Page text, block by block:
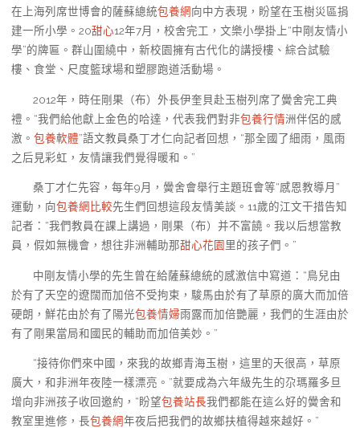
在上海列席世博會的薩蘇總統包養網向中方表現，盼望在玉樹災區捐
建一所小學。20甜心12年7月，校舍完工，文樂小學掛上“中剛友情小
學”的牌匾。群山圍繞中，新校園擁有古代化的講授樓、綜合試驗
樓、食堂、尺度籃球場和塑膠跑道活動場。
2012年，時任剛果（布）外長伊奎貝赴玉樹列席了黌舍完工典
禮。“我們給他獻上金色的哈達，代表我們對非包養行情洲伴侶的感
激。 包養軟體”語文教員桑丁才仁向記者回想，“那全國了細雨，風雨
之后見彩虹，友情讓我們覺得暖和。”
桑丁才仁先容，每年9月，黌舍會舉行主題班會等“感恩教導月”
運動，向包養網比較先生們回想這段友情美談。11歲的江文干措告知
記者：“我們教員在課上講過，剛果（布）并不富饒。我以后想當教
員，假如無機會，想往非洲輔助那甜心花園里的孩子們。”
中剛友情小學的先生曾在給薩蘇總統的感激信中寫道：“鳥兒由
於有了天空的遼闊而加倍不受拘束，駿馬由於有了草原的廣大而加倍
硬朗，鮮花由於有了陽光包養情婦雨露而加倍艷麗，我們的生涯由於
有了剛果當局和國民的輔助而加倍美妙。”
“接待你們來中國，來我的故鄉青海玉樹，這里的天很高，草原
廣大，和非洲年夜陸一樣漂亮。”就要成為六年級先生的尕瑪羅多旦
增向非洲孩子收回邀約，“盼望包養站長我們都能在這么好的黌舍和
教室里進修，長包養網年夜后把我們的故鄉扶植得越來越好。”